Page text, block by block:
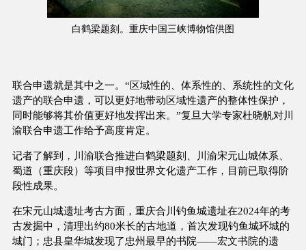
白鹤梁题刻。重庆中国三峡博物馆供图
联合申遗就是其中之一。“区域性的、体系性的、系统性的文化
遗产的联合申遗，可以更好地带动区域性遗产的整体性保护，
同时能够将其价值更好地发挥出来。”复旦大学专家杜晓帆对川
渝联合申遗工作给予高度肯定。
记者了解到，川渝联合推进白鹤梁题刻、川渝宋元山城体系、
蜀道（重庆段）等项目申报世界文化遗产工作，目前已取得阶
段性成果。
在宋元山城遗址考古方面，重庆合川钓鱼城遗址在2024年的考
古发掘中，清理出约80米长的古地道，首次发现钓鱼城环城的
城门；忠县皇华城发现了忠州最早的书院——宏文书院的遗